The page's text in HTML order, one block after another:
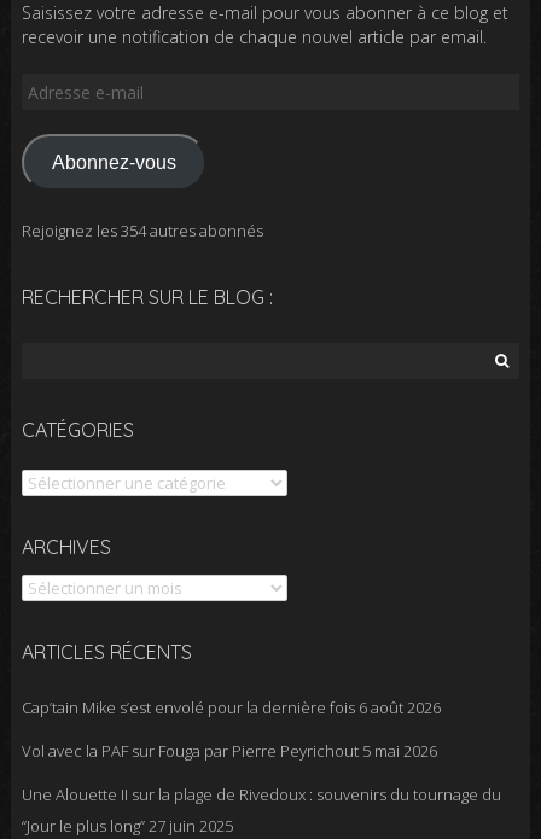
Saisissez votre adresse e-mail pour vous abonner à ce blog et
recevoir une notification de chaque nouvel article par email.
Adresse
mail
Abonnez-vous
Rejoignez les 354 autres abonnés
RECHERCHER SUR LE BLOG :
CATÉGORIES
Catégories
ARCHIVES
Archives
ARTICLES RÉCENTS
Cap’tain Mike s’est envolé pour la dernière fois 6 août 2026
Vol avec la PAF sur Fouga par Pierre Peyrichout 5 mai 2026
Une Alouette II sur la plage de Rivedoux : souvenirs du tournage du
“Jour le plus long”27 juin 2025